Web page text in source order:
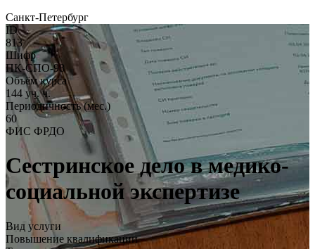
Санкт-Петербург
ID
813
Шифр
ПК-СПО-98
Объём курса
144 уч. ч.
Периодичность (мес.)
60
ФИС ФРДО
Сестринское дело в медико-
социальной экспертизе
Вид услуги
Повышение квалификации